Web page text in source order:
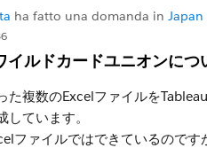
ha fatto una domanda in Japan
イルドカードユニオンにつ
た複数のExcelファイルを
しています。
ファイルではできているので